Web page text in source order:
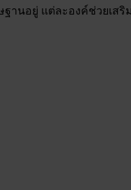
านอยู่ แต่ละองค์ช่วยเส